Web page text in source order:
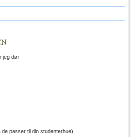
jeg dør
passer til din studenterhue)